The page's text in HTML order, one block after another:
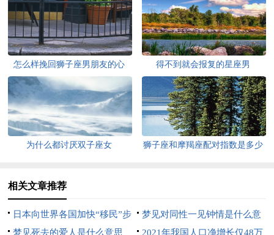
怎么样挽回狮子座男朋友的心 得不到就会报复的星座男
为什么都讨厌双子座女 狮子座和摩羯座配对指数是多少
相关文章推荐
日本向世界各国加快“移民”步
伐
梦见对同性一见钟情是什么意
思
梦见死去的爱人是什么意思 2021年我国人口净增长仅48万